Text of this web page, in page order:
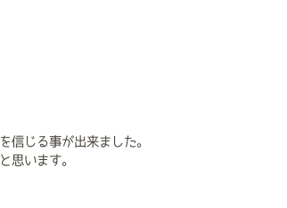
信じる事が出来ました。
思います。